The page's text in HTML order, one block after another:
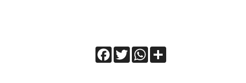
FacebookTwitterWhatsApp